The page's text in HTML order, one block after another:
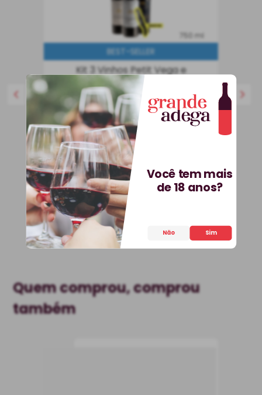
750 ml
BEST-SELLER
Kit 3 Vinhos Petit Vega e
Saca-Rolhas Grátis + E-
book
Kit Espanha
R$ 536 70 25%
R$ 399
COMPRAR
Quem comprou, comprou
também
Você tem mais
de 18 anos?
Não Sim